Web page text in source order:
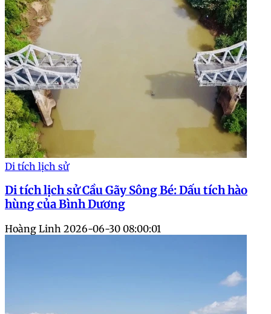
Di tích lịch sử
Di tích lịch sử Cầu Gãy Sông Bé: Dấu tích hào
hùng của Bình Dương
Hoàng Linh 2026-06-30 08:00:01